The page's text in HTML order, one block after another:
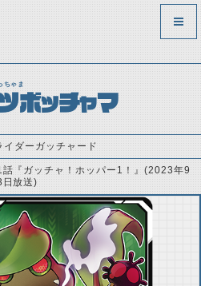
ちゃま
ボッチャマ
イダーガッチャード
話『ガッチャ！ホッパー1！』(2023年9
日放送)